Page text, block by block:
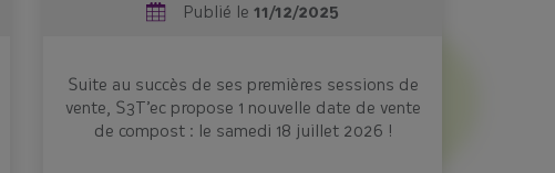
Publié le 11/12/2025
Suite au succès de ses premières sessions de
vente, S3T’ec propose 1 nouvelle date de vente
de compost : le samedi 18 juillet 2026 !